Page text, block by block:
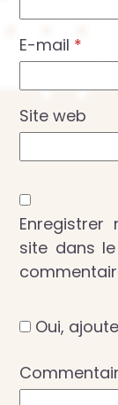
E-mail *
Site web
site dans
Oui,